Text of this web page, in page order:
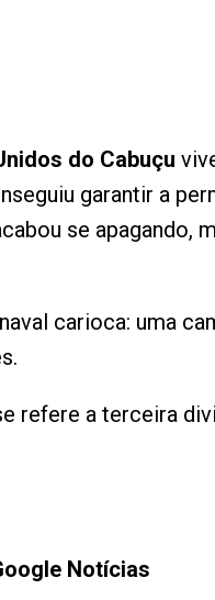
do Cabuçu
garantir a
se apagando,
carioca: uma
refere a terceira
Notícias